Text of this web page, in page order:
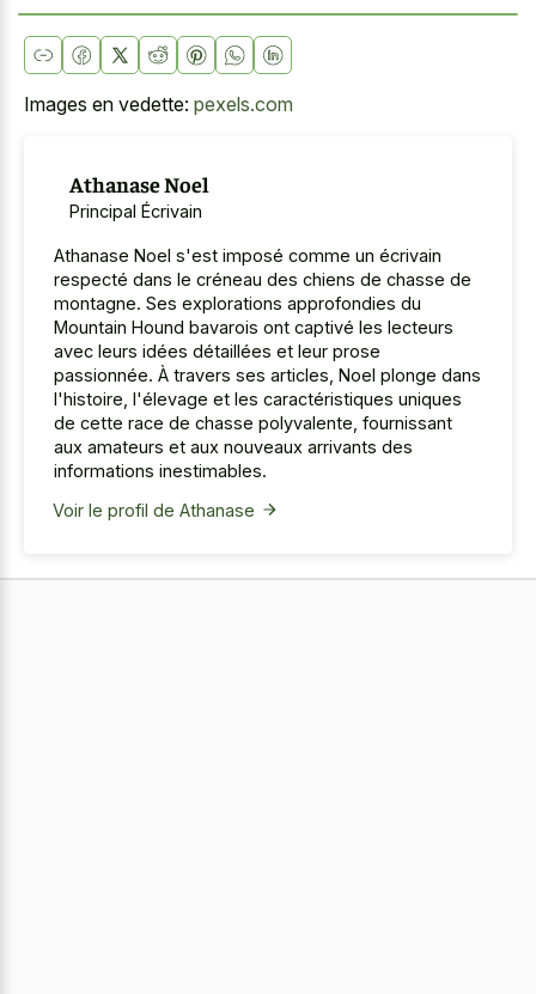
Images en vedette: pexels.com
Athanase Noel
Principal Écrivain
Athanase Noel s'est imposé comme un écrivain
respecté dans le créneau des chiens de chasse de
montagne. Ses explorations approfondies du
Mountain Hound bavarois ont captivé les lecteurs
avec leurs idées détaillées et leur prose
passionnée. À travers ses articles, Noel plonge dans
l'histoire, l'élevage et les caractéristiques uniques
de cette race de chasse polyvalente, fournissant
aux amateurs et aux nouveaux arrivants des
informations inestimables.
Voir le profil de Athanase